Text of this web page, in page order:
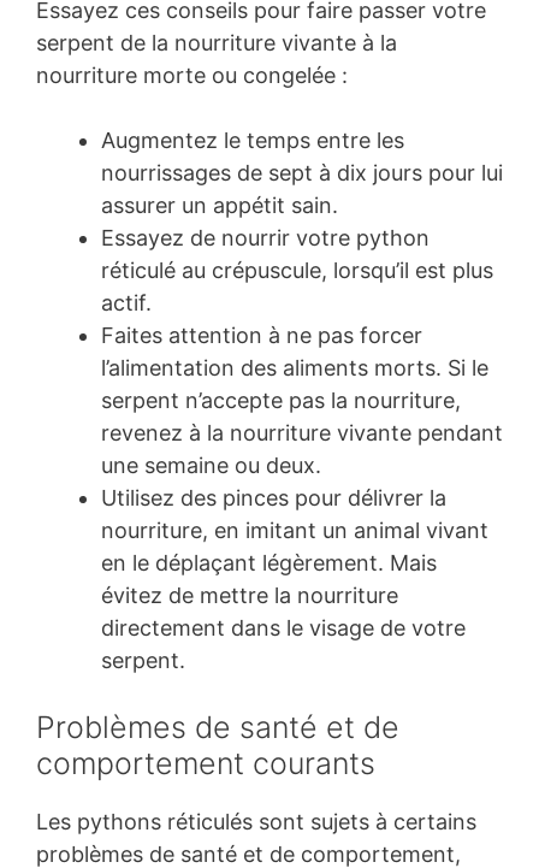
Essayez ces conseils pour faire passer votre
serpent de la nourriture vivante à la
nourriture morte ou congelée :
Augmentez le temps entre les
nourrissages de sept à dix jours pour lui
assurer un appétit sain.
Essayez de nourrir votre python
réticulé au crépuscule, lorsqu’il est plus
actif.
Faites attention à ne pas forcer
l’alimentation des aliments morts. Si le
serpent n’accepte pas la nourriture,
revenez à la nourriture vivante pendant
une semaine ou deux.
Utilisez des pinces pour délivrer la
nourriture, en imitant un animal vivant
en le déplaçant légèrement. Mais
évitez de mettre la nourriture
directement dans le visage de votre
serpent.
Problèmes de santé et de
comportement courants
Les pythons réticulés sont sujets à certains
problèmes de santé et de comportement,